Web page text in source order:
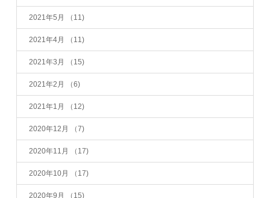
2021年5月 （11)
2021年4月 （11)
2021年3月 （15)
2021年2月 （6)
2021年1月 （12)
2020年12月 （7)
2020年11月 （17)
2020年10月 （17)
2020年9月 （15)